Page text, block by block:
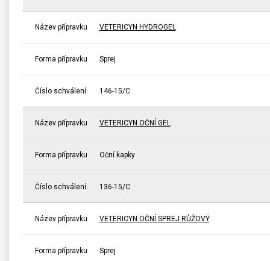
Název přípravku VETERICYN HYDROGEL
Forma přípravku Sprej
Číslo schválení 146-15/C
Název přípravku VETERICYN OČNÍ GEL
Forma přípravku Oční kapky
Číslo schválení 136-15/C
Název přípravku VETERICYN OČNÍ SPREJ RŮŽOVÝ
Forma přípravku Sprej